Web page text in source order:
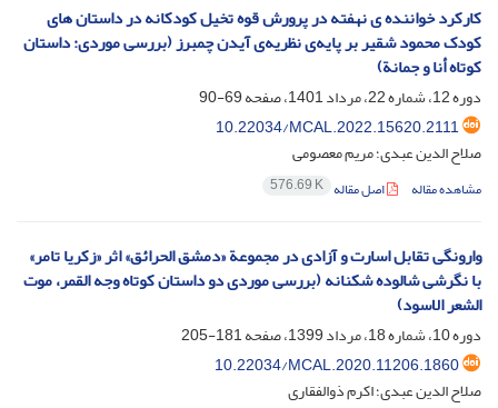
کارکرد خواننده ی نهفته در پرورش قوه تخیل کودکانه در داستان های
کودک محمود شقیر بر پایه‌ی نظریه‌ی آیدن چمبرز (بررسی موردی: داستان
کوتاه أنا و جمانة)
دوره 12، شماره 22، مرداد 1401، صفحه
69-90
10.22034/MCAL.2022.15620.2111
صلاح الدین عبدی؛ مریم معصومی
مشاهده مقاله اصل مقاله 576.69 K
وارونگی تقابل اسارت و آزادی در مجموعة «دمشق الحرائق» اثر «زکریا تامر»
با نگرشی شالوده شکنانه (بررسی موردی دو داستان کوتاه وجه القمر، موت
الشعر الاسود)
دوره 10، شماره 18، مرداد 1399، صفحه
181-205
10.22034/MCAL.2020.11206.1860
صلاح الدین عبدی؛ اکرم ذوالفقاری